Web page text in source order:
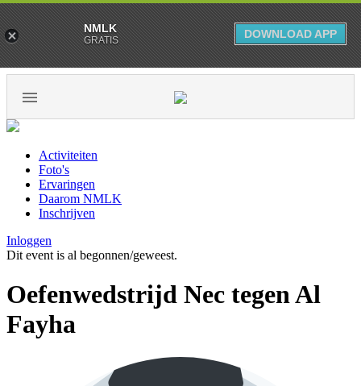
Activiteiten
Foto's
Ervaringen
Daarom NMLK
Inschrijven
Inloggen
Dit event is al begonnen/geweest.
Oefenwedstrijd Nec tegen Al
Fayha
NMLK
GRATIS DOWNLOAD APP